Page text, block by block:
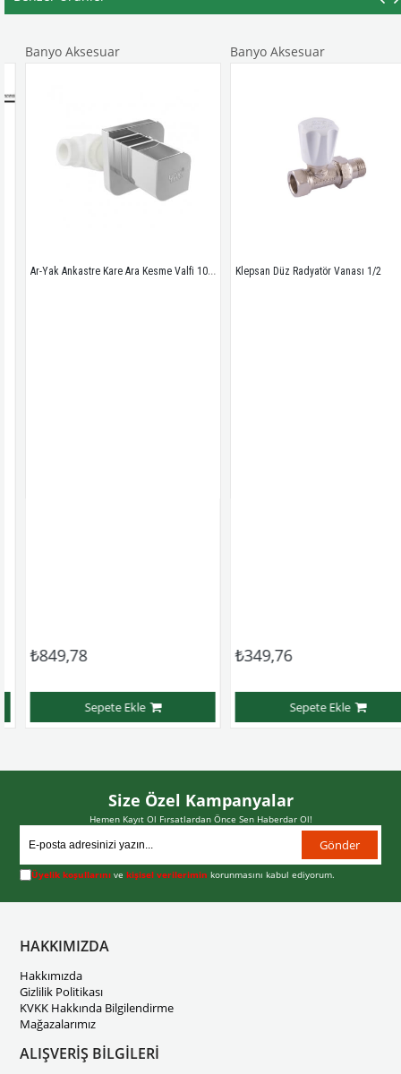
Banyo Aksesuar
Ar-Yak Ankastre Kare Ara Kesme Valfi 102111531
₺849,78
Sepete Ekle
Banyo Aksesuar
Klepsan Düz Radyatör Vanası 1/2
₺349,76
Sepete Ekle
Size Özel Kampanyalar
Hemen Kayıt Ol Fırsatlardan Önce Sen Haberdar Ol!
Gönder
Üyelik koşullarını vekişisel verilerimin korunmasını kabul ediyorum.
HAKKIMIZDA
Hakkımızda
Gizlilik Politikası
KVKK Hakkında Bilgilendirme
Mağazalarımız
ALIŞVERİŞ BİLGİLERİ